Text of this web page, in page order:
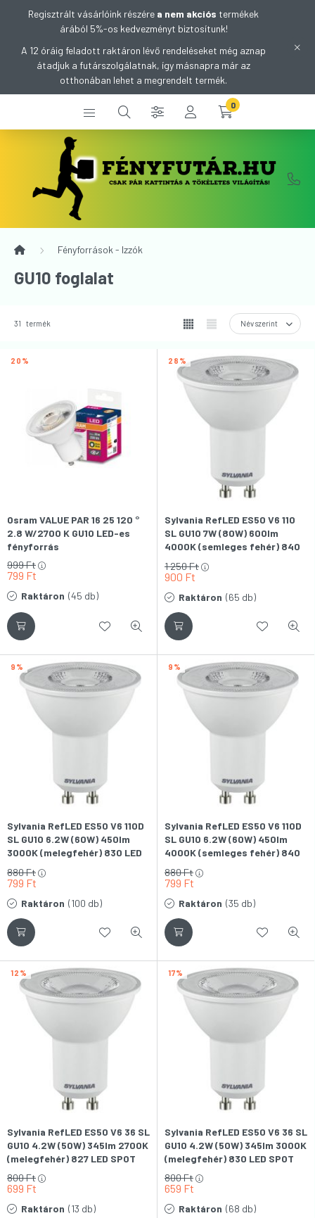
Regisztrált vásárlóink részére a nem akciós termékek
árából 5%-os kedvezményt biztosítunk!
A 12 óráig feladott raktáron lévő rendeléseket még aznap
átadjuk a futárszolgálatnak, így másnapra már az
otthonában lehet a megrendelt termék.
0
Fényforrások - Izzók
GU10 foglalat
31 termék
20
Osram VALUE PAR 16 25 120 °
2.8 W/2700 K GU10 LED-es
fényforrás
799 Ft
999Ft
Raktáron (45 db)
28
Sylvania RefLED ES50 V6 110
SL GU10 7W (80W) 600lm
4000K (semleges fehér) 840
900 Ft
1 250Ft
Raktáron (65 db)
9
Sylvania RefLED ES50 V6 110D
SL GU10 6.2W (60W) 450lm
3000K (melegfehér) 830 LED
799 Ft
880Ft
Raktáron (100 db)
9
Sylvania RefLED ES50 V6 110D
SL GU10 6.2W (60W) 450lm
4000K (semleges fehér) 840
799 Ft
880Ft
Raktáron (35 db)
12
Sylvania RefLED ES50 V6 36 SL
GU10 4.2W (50W) 345lm 2700K
(melegfehér) 827 LED SPOT
fényforrás
699 Ft
800Ft
Raktáron (13 db)
17
Sylvania RefLED ES50 V6 36 SL
GU10 4.2W (50W) 345lm 3000K
(melegfehér) 830 LED SPOT
fényforrás
659 Ft
800Ft
Raktáron (68 db)